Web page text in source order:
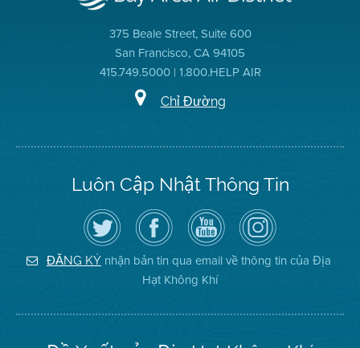
375 Beale Street, Suite 600
San Francisco, CA 94105
415.749.5000 | 1.800.HELP AIR
Chỉ Đường
Luôn Cập Nhật Thông Tin
Hãy
theo
dõi
Địa
Hạt
Không
Truy
cập
Trang
Facebook
của
Địa
Hạt
Kênh
YouTube
của
Địa
Hạt
Không
Khí
Air
District
on
Instagram
ĐĂNG KÝ nhận bản tin qua email về thông tin của Địa
Hạt Không Khí